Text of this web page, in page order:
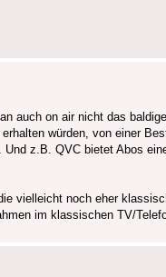
auch on air nicht das
würden, von einer
z.B. QVC bietet Abos
vielleicht noch eher
im klassischen TV/